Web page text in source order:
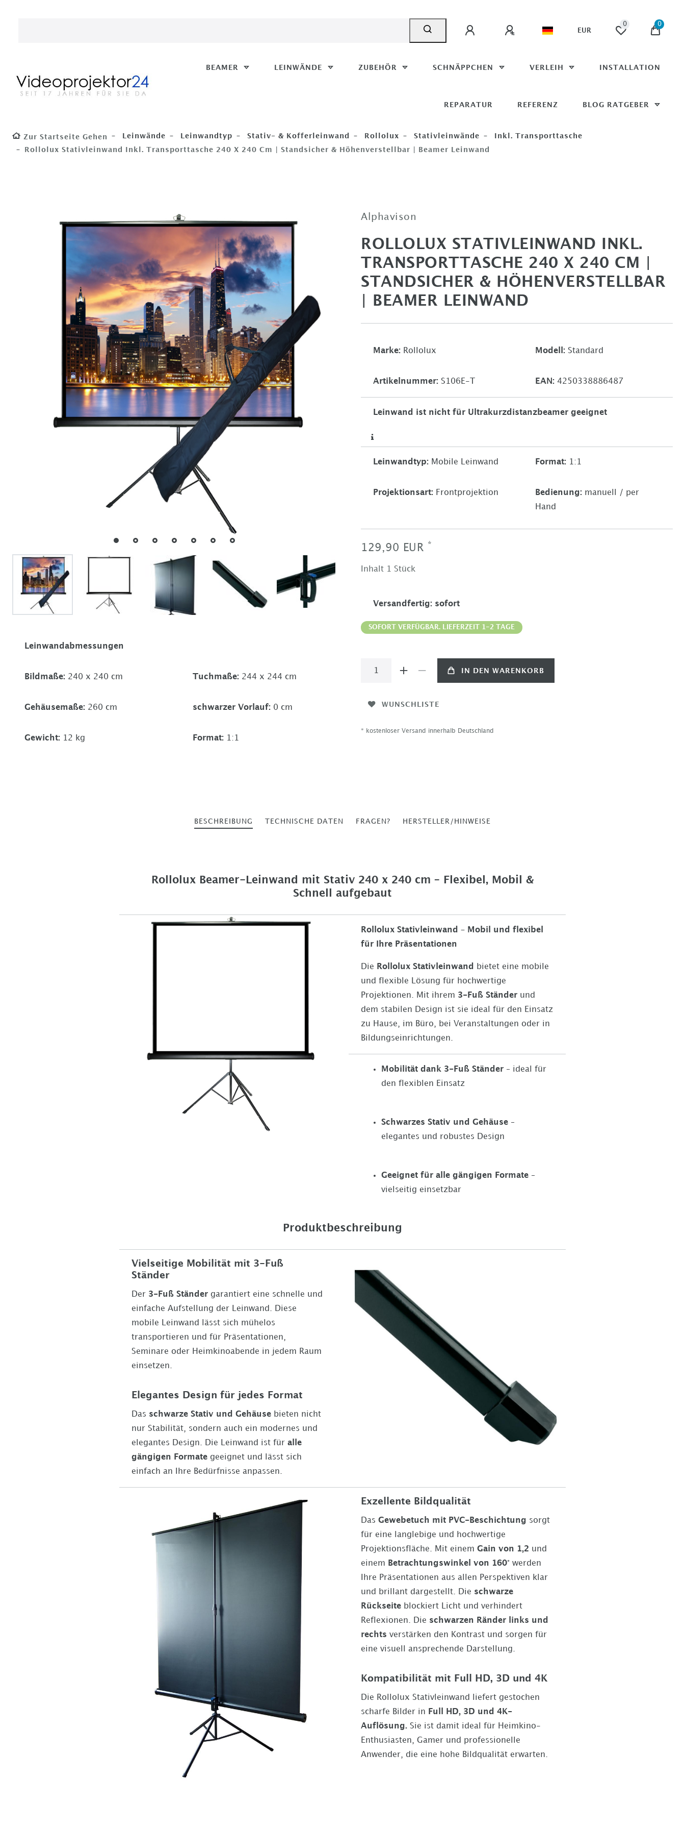
EUR
0 0
BEAMER LEINWÄNDE ZUBEHÖR SCHNÄPPCHEN VERLEIH INSTALLATION
REPARATUR REFERENZ BLOG RATGEBER
Zur Startseite Gehen Leinwände Leinwandtyp Stativ- & Kofferleinwand Rollolux Stativleinwände Inkl. Transporttasche
Rollolux Stativleinwand Inkl. Transporttasche 240 X 240 Cm | Standsicher & Höhenverstellbar | Beamer Leinwand
Leinwandabmessungen
Bildmaße: 240 x 240 cm Tuchmaße: 244 x 244 cm
Gehäusemaße: 260 cm schwarzer Vorlauf: 0 cm
Gewicht: 12 kg Format: 1:1
Alphavison
ROLLOLUX STATIVLEINWAND INKL.
TRANSPORTTASCHE 240 X 240 CM |
STANDSICHER & HÖHENVERSTELLBAR
| BEAMER LEINWAND
Marke: Rollolux Modell: Standard
Artikelnummer: S106E-T EAN: 4250338886487
Leinwand ist nicht für Ultrakurzdistanzbeamer geeignet
Leinwandtyp: Mobile Leinwand Format: 1:1
Projektionsart: Frontprojektion Bedienung: manuell / per
Hand
129,90 EUR *
Inhalt 1 Stück
Versandfertig: sofort
SOFORT VERFÜGBAR. LIEFERZEIT 1-2 TAGE
IN DEN WARENKORB
WUNSCHLISTE
* kostenloser Versand innerhalb Deutschland
BESCHREIBUNG TECHNISCHE DATEN FRAGEN? HERSTELLER/HINWEISE
Rollolux Beamer-Leinwand mit Stativ 240 x 240 cm – Flexibel, Mobil &
Schnell aufgebaut
Rollolux Stativleinwand – Mobil und flexibel
für Ihre Präsentationen
Die Rollolux Stativleinwand
bietet eine mobile
und flexible Lösung für hochwertige
Projektionen. Mit ihrem 3-Fuß Ständer und
dem stabilen Design ist sie ideal für den Einsatz
zu Hause, im Büro, bei Veranstaltungen oder in
Bildungseinrichtungen.
Mobilität dank 3-Fuß Ständer – ideal für
den flexiblen Einsatz
Schwarzes Stativ und Gehäuse –
elegantes und robustes Design
Geeignet für alle gängigen Formate –
vielseitig einsetzbar
Produktbeschreibung
Vielseitige Mobilität mit 3-Fuß
Ständer
Der 3-Fuß Ständer garantiert eine schnelle und
einfache Aufstellung der Leinwand. Diese
mobile Leinwand lässt sich mühelos
transportieren und für Präsentationen,
Seminare oder Heimkinoabende in jedem Raum
einsetzen.
Elegantes Design für jedes Format
Das schwarze Stativ und Gehäuse bieten nicht
nur Stabilität, sondern auch ein modernes und
elegantes Design. Die Leinwand ist für alle
gängigen Formate geeignet und lässt sich
einfach an Ihre Bedürfnisse anpassen.
Exzellente Bildqualität
Das Gewebetuch mit PVC-Beschichtung sorgt
für eine langlebige und hochwertige
Projektionsfläche. Mit einem Gain von 1,2 und
einem Betrachtungswinkel von 160° werden
Ihre Präsentationen aus allen Perspektiven klar
und brillant dargestellt. Die schwarze
Rückseite blockiert Licht und verhindert
Reflexionen. Die schwarzen Ränder links und
rechts verstärken den Kontrast und sorgen für
eine visuell ansprechende Darstellung.
Kompatibilität mit Full HD, 3D und 4K
Die Rollolux Stativleinwand liefert gestochen
scharfe Bilder in Full HD, 3D und 4K-
Auflösung. Sie ist damit ideal für Heimkino-
Enthusiasten, Gamer und professionelle
Anwender, die eine hohe Bildqualität erwarten.